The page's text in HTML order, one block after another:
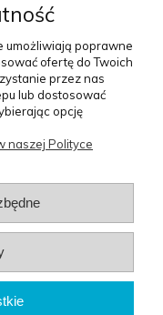
lub w sekcji „Pomoc”
005 Poznań
umożliwiają poprawne
ofertę do Twoich
przez nas
lub dostosować
opcję
naszej Polityce